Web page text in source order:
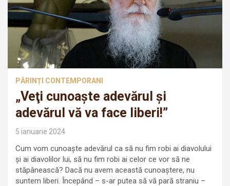
PĂRINȚI CONTEMPORANI
„Veţi cunoaşte adevărul şi
adevărul vă va face liberi!”
5 ianuarie 2024
Cum vom cunoaşte adevărul ca să nu fim robi ai diavolului
şi ai diavolilor lui, să nu fim robi ai celor ce vor să ne
stăpânească? Dacă nu avem această cunoaştere, nu
suntem liberi. Începând – s-ar putea să vă pară straniu –